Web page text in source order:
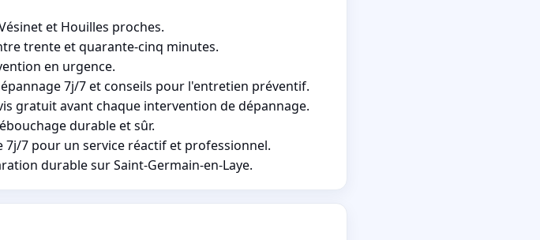
et Houilles proches.
trente et quarante-cinq minutes.
en urgence.
7j/7 et conseils pour l'entretien préventif.
gratuit avant chaque intervention de dépannage.
durable et sûr.
7j/7 pour un service réactif et professionnel.
durable sur Saint-Germain-en-Laye.